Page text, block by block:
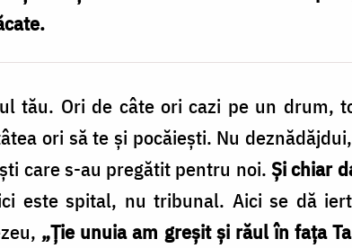
tău. Ori de câte ori cazi pe un drum,
ori să te şi pocăieşti. Nu
care s-au pregătit pentru noi.Şi chiar
este spital, nu tribunal. Aici se dă
„Ţie unuia am greşit şi răul în faţa